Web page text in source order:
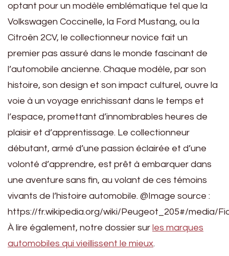
optant pour un modèle emblématique tel que la
Volkswagen Coccinelle, la Ford Mustang, ou la
Citroën 2CV, le collectionneur novice fait un
premier pas assuré dans le monde fascinant de
l’automobile ancienne. Chaque modèle, par son
histoire, son design et son impact culturel, ouvre la
voie à un voyage enrichissant dans le temps et
l’espace, promettant d’innombrables heures de
plaisir et d’apprentissage. Le collectionneur
débutant, armé d’une passion éclairée et d’une
volonté d’apprendre, est prêt à embarquer dans
une aventure sans fin, au volant de ces témoins
vivants de l’histoire automobile. @Image source :
https://fr.wikipedia.org/wiki/Peugeot_205#/media/
À lire également, notre dossier sur les marques
automobiles qui vieillissent le mieux.